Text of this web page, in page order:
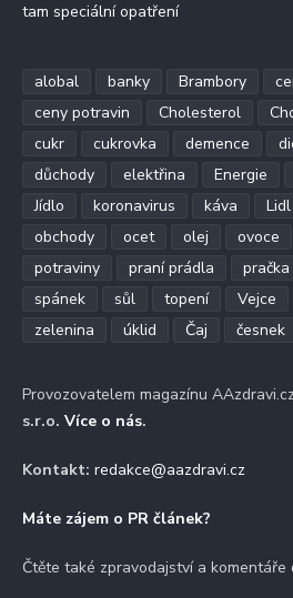
tam speciální opatření
alobal banky Brambory
ceny potravin
Cholesterol
cukr
cukrovka demence
důchody
elektřina Energie
Jídlo
koronavirus káva Lidl
obchody
ocet olej ovoce
potraviny
praní prádla pračka
spánek
sůl topení Vejce
zelenina
úklid Čaj česnek
Provozovatelem magazínu
s.r.o. Více o nás.
Kontakt: redakce@aazdravi.cz
Máte zájem o PR článek?
Čtěte také zpravodajství a komentáře